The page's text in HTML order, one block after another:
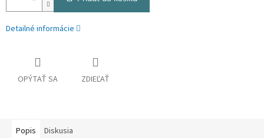
Detailné informácie
OPÝTAŤ SA ZDIEĽAŤ
Popis Diskusia